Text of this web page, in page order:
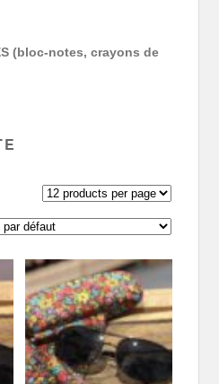
(bloc-notes, crayons de